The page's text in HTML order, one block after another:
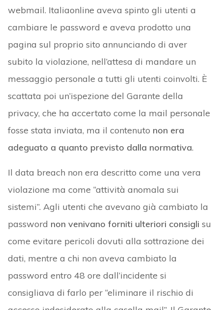
webmail. Italiaonline aveva spinto gli utenti a
cambiare le password e aveva prodotto una
pagina sul proprio sito annunciando di aver
subito la violazione, nell’attesa di mandare un
messaggio personale a tutti gli utenti coinvolti. È
scattata poi un’ispezione del Garante della
privacy, che ha accertato come la mail personale
fosse stata inviata, ma il contenuto non era
adeguato a quanto previsto dalla normativa.
Il data breach non era descritto come una vera
violazione ma come “attività anomala sui
sistemi”. Agli utenti che avevano già cambiato la
password non venivano forniti ulteriori consigli su
come evitare pericoli dovuti alla sottrazione dei
dati, mentre a chi non aveva cambiato la
password entro 48 ore dall’incidente si
consigliava di farlo per “eliminare il rischio di